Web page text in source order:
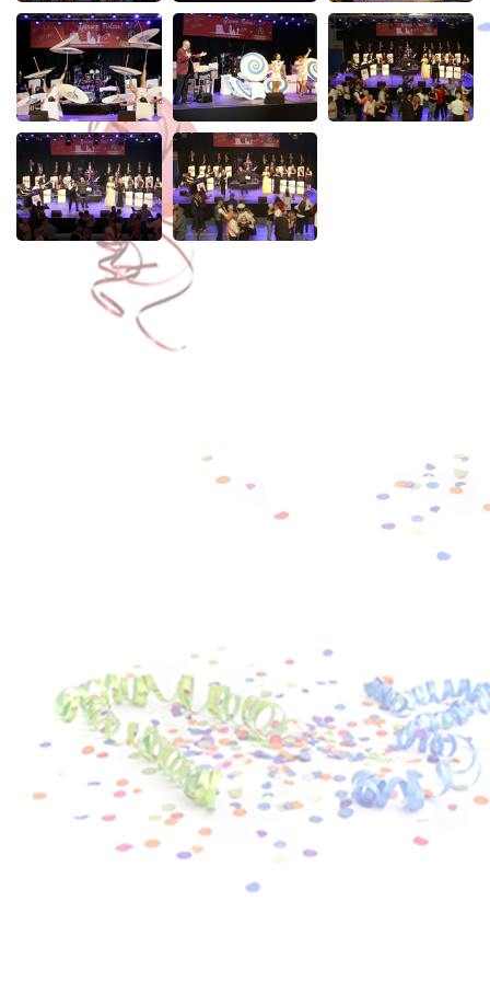
Links
Downloads
Datenschutz